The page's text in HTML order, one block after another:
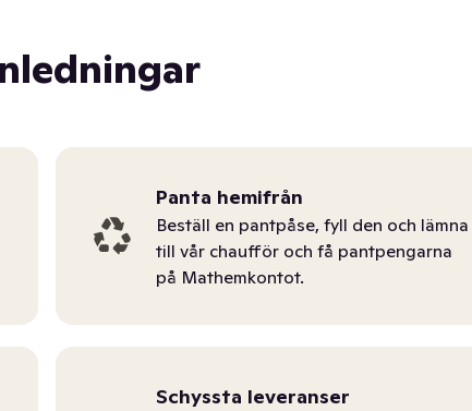
Panta hemifrån
Beställ en pantpåse, fyll den och lämna
till vår chaufför och få pantpengarna
på Mathemkontot.
Schyssta leveranser